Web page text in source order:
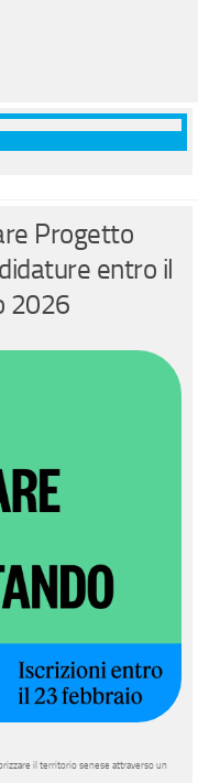
Progetto
entro il
2026
il territorio senese attraverso un